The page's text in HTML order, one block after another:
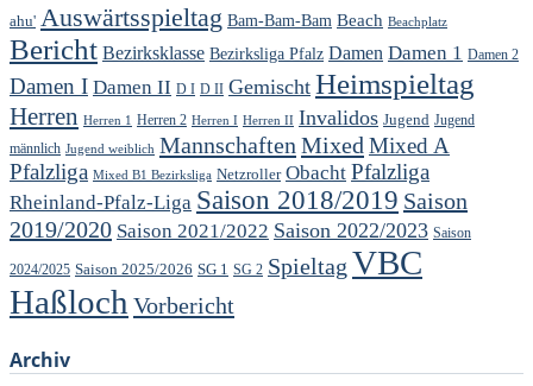
ahu' Auswärtsspieltag Bam-Bam-Bam Beach Beachplatz
Bericht Bezirksklasse Bezirksliga Pfalz Damen Damen 1 Damen 2
Damen I Damen II D I D II Gemischt Heimspieltag
Herren Herren 1 Herren 2 Herren I Herren II Invalidos Jugend Jugend
männlich Jugend weiblich Mannschaften Mixed Mixed A
Pfalzliga Mixed B1 Bezirksliga Netzroller Obacht Pfalzliga
Rheinland-Pfalz-Liga Saison 2018/2019 Saison
2019/2020 Saison 2021/2022 Saison 2022/2023 Saison
2024/2025 Saison 2025/2026 SG 1 SG 2 Spieltag VBC
Haßloch Vorbericht
Archiv